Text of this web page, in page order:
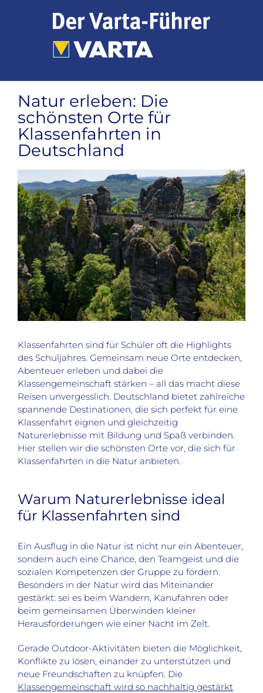
Natur erleben: Die
schönsten Orte für
Klassenfahrten in
Deutschland
grösseres
Bild
Klassenfahrten sind für Schüler oft die Highlights
des Schuljahres. Gemeinsam neue Orte entdecken,
Abenteuer erleben und dabei die
Klassengemeinschaft stärken – all das macht diese
Reisen unvergesslich. Deutschland bietet zahlreiche
spannende Destinationen, die sich perfekt für eine
Klassenfahrt eignen und gleichzeitig
Naturerlebnisse mit Bildung und Spaß verbinden.
Hier stellen wir die schönsten Orte vor, die sich für
Klassenfahrten in die Natur anbieten.
Warum Naturerlebnisse ideal
für Klassenfahrten sind
Ein Ausflug in die Natur ist nicht nur ein Abenteuer,
sondern auch eine Chance, den Teamgeist und die
sozialen Kompetenzen der Gruppe zu fördern.
Besonders in der Natur wird das Miteinander
gestärkt: sei es beim Wandern, Kanufahren oder
beim gemeinsamen Überwinden kleiner
Herausforderungen wie einer Nacht im Zelt.
Gerade Outdoor-Aktivitäten bieten die Möglichkeit,
Konflikte zu lösen, einander zu unterstützen und
neue Freundschaften zu knüpfen. Die
Klassengemeinschaft wird so nachhaltig gestärkt